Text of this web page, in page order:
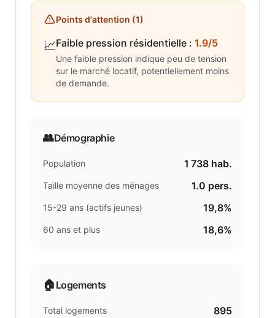
Points d'attention (1)
📈Faible pression résidentielle : 1.9/5
Une faible pression indique peu de tension
sur le marché locatif, potentiellement moins
de demande.
👥Démographie
Population 1 738 hab.
Taille moyenne des ménages 1.0 pers.
15-29 ans (actifs jeunes) 19,8%
60 ans et plus 18,6%
🏠 Logements
Total logements 895